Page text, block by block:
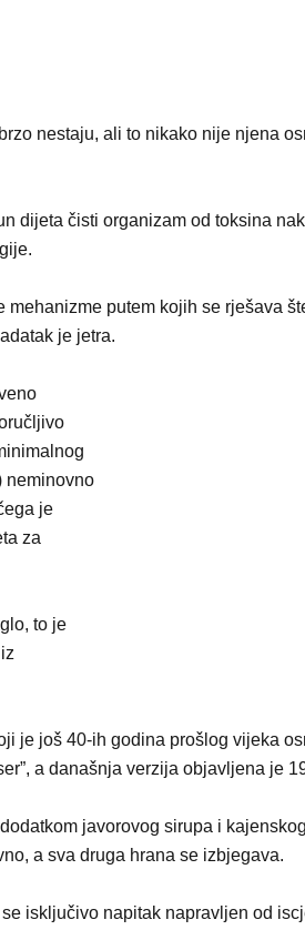
nestaju, ali to nikako nije njena
dijeta čisti organizam od toksina
putem kojih se rješava
je jetra.
neminovno
je
za
to je
je još 40-ih godina prošlog vijeka
a današnja verzija objavljena je
javorovog sirupa i
a sva druga hrana se izbjegava.
isključivo napitak napravljen od